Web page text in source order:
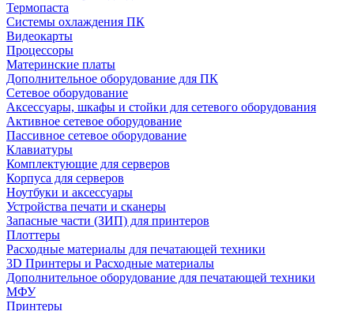
Термопаста
Системы охлаждения ПК
Видеокарты
Процессоры
Материнские платы
Дополнительное оборудование для ПК
Сетевое оборудование
Аксессуары, шкафы и стойки для сетевого оборудования
Активное сетевое оборудование
Пассивное сетевое оборудование
Клавиатуры
Комплектующие для серверов
Корпуса для серверов
Ноутбуки и аксессуары
Устройства печати и сканеры
Запасные части (ЗИП) для принтеров
Плоттеры
Расходные материалы для печатающей техники
3D Принтеры и Расходные материалы
Дополнительное оборудование для печатающей техники
МФУ
Принтеры